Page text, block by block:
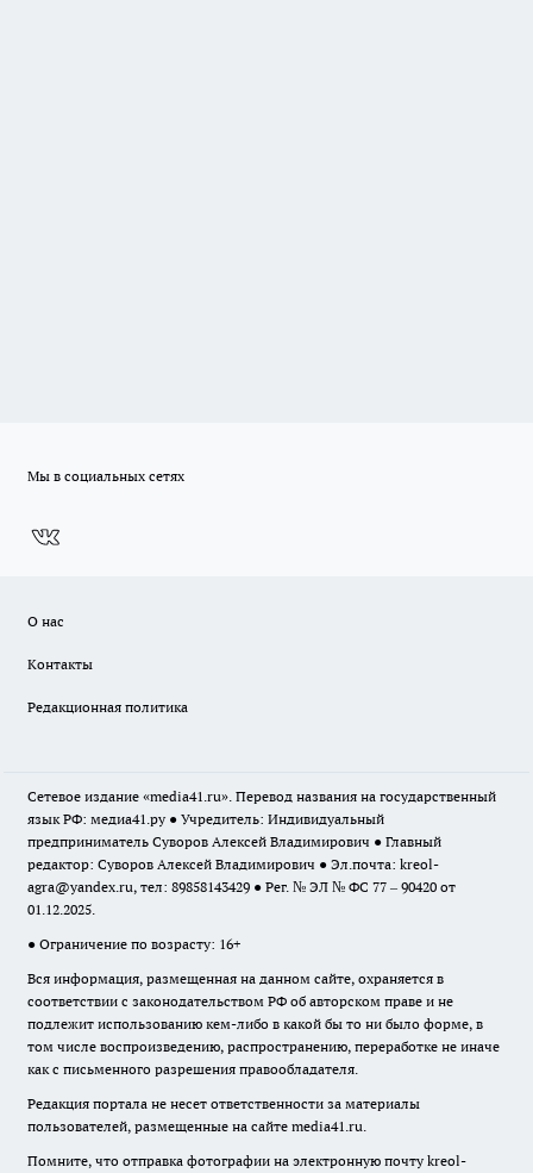
Мы в социальных сетях
О нас
Контакты
Редакционная политика
Сетевое издание «media41.ru». Перевод названия на государственный
язык РФ: медиа41.ру ● Учредитель: Индивидуальный
предприниматель Суворов Алексей Владимирович ● Главный
редактор: Суворов Алексей Владимирович ● Эл.почта: kreol-
agra@yandex.ru, тел: 89858143429 ● Рег. № ЭЛ № ФС 77 – 90420 от
01.12.2025.
● Ограничение по возрасту: 16+
Вся информация, размещенная на данном сайте, охраняется в
соответствии с законодательством РФ об авторском праве и не
подлежит использованию кем-либо в какой бы то ни было форме, в
том числе воспроизведению, распространению, переработке не иначе
как с письменного разрешения правообладателя.
Редакция портала не несет ответственности за материалы
пользователей, размещенные на сайте media41.ru.
Помните, что отправка фотографии на электронную почту kreol-